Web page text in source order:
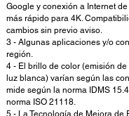
Google y conexión a Internet
más rápido para 4K.
cambios sin previo aviso.
3 - Algunas aplicaciones y/o
región.
4 - El brillo de color (emisión
luz blanca) varían según las
mide según la norma IDMS
norma ISO 21118.
5 - La Tecnología de Mejora